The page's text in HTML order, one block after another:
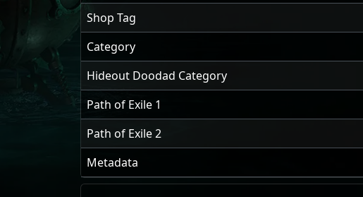
Shop Tag
Category
Hideout Doodad Category
Path of Exile 1
Path of Exile 2
Metadata